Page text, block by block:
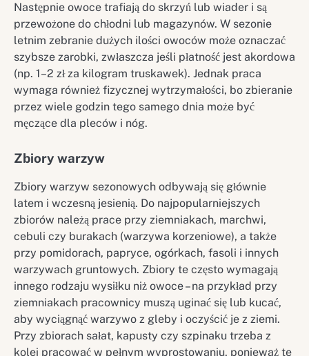
Następnie owoce trafiają do skrzyń lub wiader i są
przewożone do chłodni lub magazynów. W sezonie
letnim zebranie dużych ilości owoców może oznaczać
szybsze zarobki, zwłaszcza jeśli płatność jest akordowa
(np. 1–2 zł za kilogram truskawek). Jednak praca
wymaga również fizycznej wytrzymałości, bo zbieranie
przez wiele godzin tego samego dnia może być
męczące dla pleców i nóg.
Zbiory warzyw
Zbiory warzyw sezonowych odbywają się głównie
latem i wczesną jesienią. Do najpopularniejszych
zbiorów należą prace przy ziemniakach, marchwi,
cebuli czy burakach (warzywa korzeniowe), a także
przy pomidorach, papryce, ogórkach, fasoli i innych
warzywach gruntowych. Zbiory te często wymagają
innego rodzaju wysiłku niż owoce – na przykład przy
ziemniakach pracownicy muszą uginać się lub kucać,
aby wyciągnąć warzywo z gleby i oczyścić je z ziemi.
Przy zbiorach sałat, kapusty czy szpinaku trzeba z
kolei pracować w pełnym wyprostowaniu, ponieważ te